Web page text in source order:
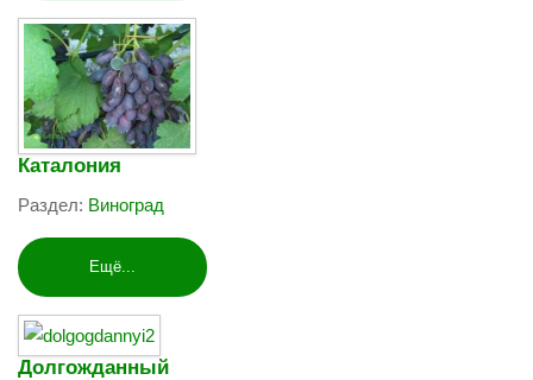
Каталония
Раздел: Виноград
Ещё...
Долгожданный